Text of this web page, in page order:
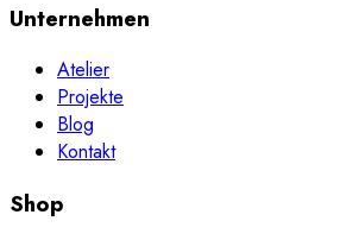
Unternehmen
Atelier
Projekte
Blog
Kontakt
Shop